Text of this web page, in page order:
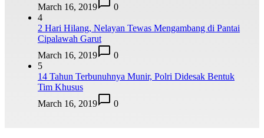
March 16, 2019
0
4
2 Hari Hilang, Nelayan Tewas Mengambang di Pantai
Cipalawah Garut
March 16, 2019
0
5
14 Tahun Terbunuhnya Munir, Polri Didesak Bentuk
Tim Khusus
March 16, 2019
0